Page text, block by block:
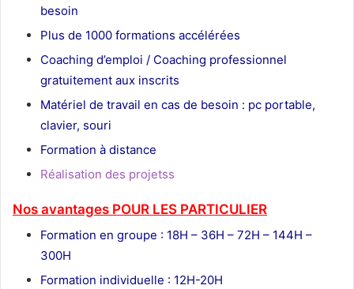
besoin
Plus de 1000 formations accélérées
Coaching d’emploi / Coaching professionnel
gratuitement aux inscrits
Matériel de travail en cas de besoin : pc portable,
clavier, souri
Formation à distance
Réalisation des projetss
Nos avantages POUR LES PARTICULIER
Formation en groupe : 18H – 36H – 72H – 144H –
300H
Formation individuelle : 12H-20H